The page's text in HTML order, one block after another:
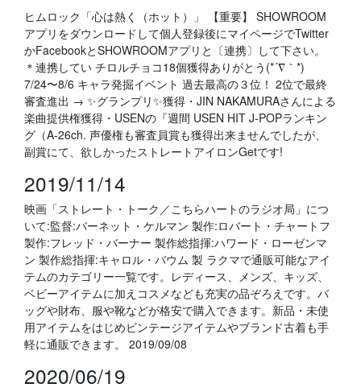
ヒムロック「心は熱く（ホット）」 【重要】 SHOWROOM
アプリをダウンロードして個人登録後にマイページでTwitter
かFacebookとSHOWROOMアプリと〔連携〕して下さい。
＊連携してい チロルチョコ18個獲得ありがとう(*´∇｀*)
7/24〜8/6 キャラ発掘イベント 過去最高の３位！ 2位で最終
審査進出 → ✨グランプリ✨獲得・JIN NAKAMURAさんによる
楽曲提供権獲得・USENの『週間 USEN HIT J-POPランキン
グ（A-26ch. 声優権も審査員賞も獲得出来ませんでしたが、
副賞にて、欲しかったストレートアイロンGetです!
2019/11/14
映画「ストレート・トーク／こちらハートのラジオ局」につ
いて:監督:バーネット・ケルマン 製作:ロバート・チャートフ
製作:フレッド・バーナー 製作総指揮:ハワード・ローゼンマ
ン 製作総指揮:キャロル・バウム 製 ラクマで通販可能なアイ
テムのカテゴリー一覧です。レディース、メンズ、キッズ、
ベビーアイテムに加えコスメなども充実の品ぞろえです。バ
ッグや財布、服や靴などが格安で購入できます。新品・未使
用アイテムをはじめビンテージアイテムやブランド古着も手
軽に通販できます。 2019/09/08
2020/06/19